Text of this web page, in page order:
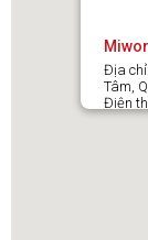
Địa
Tâm,
Điện